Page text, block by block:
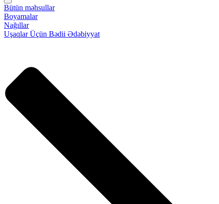
Bütün məhsullar
Boyamalar
Nağıllar
Uşaqlar Üçün Bədii Ədəbiyyat